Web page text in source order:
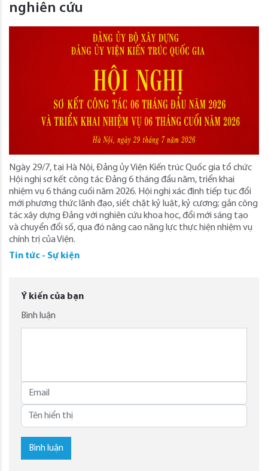
nghiên cứu
Ngày 29/7, tại Hà Nội, Đảng ủy Viện Kiến trúc Quốc gia tổ chức
Hội nghị sơ kết công tác Đảng 6 tháng đầu năm, triển khai
nhiệm vụ 6 tháng cuối năm 2026. Hội nghị xác định tiếp tục đổi
mới phương thức lãnh đạo, siết chặt kỷ luật, kỷ cương; gắn công
tác xây dựng Đảng với nghiên cứu khoa học, đổi mới sáng tạo
và chuyển đổi số, qua đó nâng cao năng lực thực hiện nhiệm vụ
chính trị của Viện.
Tin tức - Sự kiện
Ý kiến của bạn
Bình luận
Bình luận